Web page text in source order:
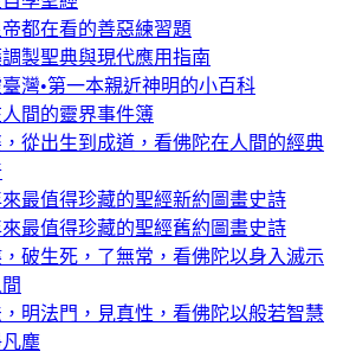
都在看的善惡練習題
製聖典與現代應用指南
灣•第一本親近神明的小百科
間的靈界事件簿
從出生到成道，看佛陀在人間的經典
最值得珍藏的聖經新約圖畫史詩
最值得珍藏的聖經舊約圖畫史詩
破生死，了無常，看佛陀以身入滅示
明法門，見真性，看佛陀以般若智慧
塵